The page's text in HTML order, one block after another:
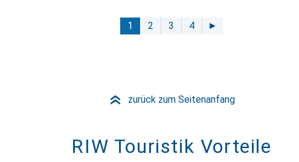
1 2 3 4 ►
» zurück zum Seitenanfang
RIW Touristik Vorteile